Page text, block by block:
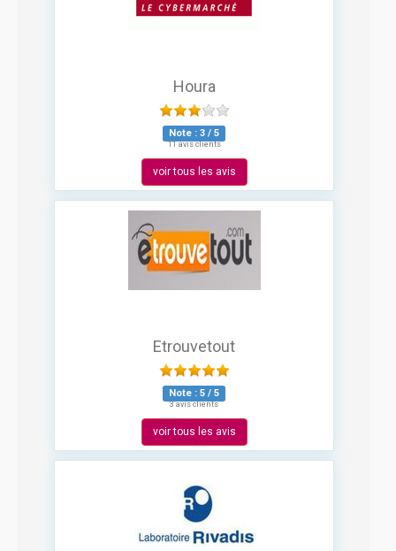
Houra
Note : 3 / 5
11 avis clients
voir tous les avis
Etrouvetout
Note : 5 / 5
3 avis clients
voir tous les avis